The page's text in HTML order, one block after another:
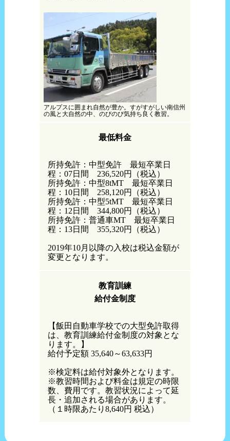
アルプスに囲まれ自然が豊か。すがすがしい南信州
の風と大自然の中、のびのび気持ち良く教習。
最低料金
所持免許：中型免許 最短卒業日
程：07日間 236,520円（税込）
所持免許：中型8tMT 最短卒業日
程：10日間 258,120円（税込）
所持免許：中型5tMT 最短卒業日
程：12日間 344,800円（税込）
所持免許：普通車MT 最短卒業日
程：13日間 355,320円（税込）
2019年10月以降の入校は税込金額が
変更となります。
教育訓練
給付金制度
【飯田自動車学校での大型免許取得
は、教育訓練給付金制度の対象とな
ります。】
給付予定額 35,640～63,633円
※検定料は給付対象外となります。
※教習時間および料金は規定の時限
数、費用です。教習状況によって延
長・追加される場合があります。
（１時限あたり8,640円 税込）